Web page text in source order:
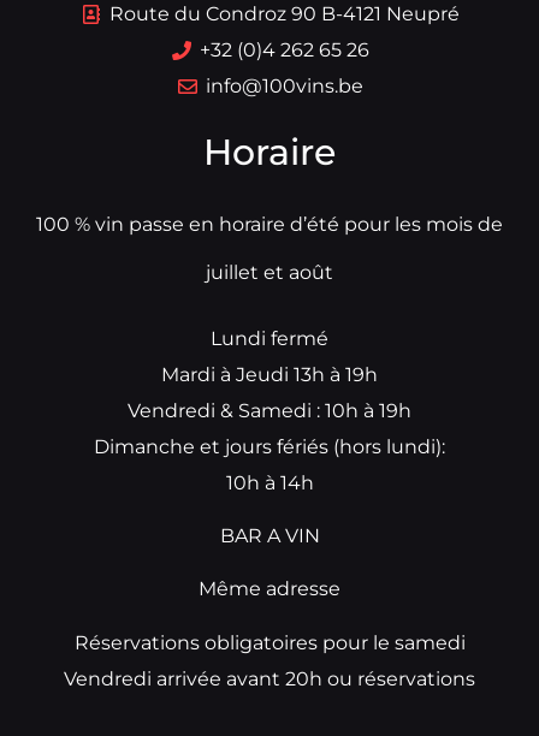
Route du Condroz 90 B-4121 Neupré
+32 (0)4 262 65 26
info@100vins.be
Horaire
100 % vin passe en horaire d’été pour les mois de
juillet et août
Lundi fermé
Mardi à Jeudi 13h à 19h
Vendredi & Samedi : 10h à 19h
Dimanche et jours fériés (hors lundi):
10h à 14h
BAR A VIN
Même adresse
Réservations obligatoires pour le samedi
Vendredi arrivée avant 20h ou réservations